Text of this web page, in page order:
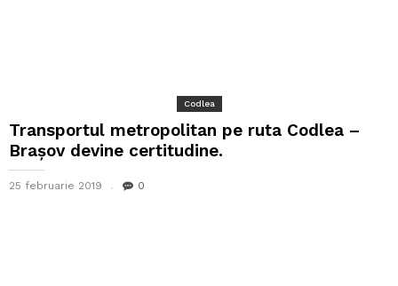
Codlea
Transportul metropolitan pe ruta Codlea –
Brașov devine certitudine.
25 februarie 2019 0